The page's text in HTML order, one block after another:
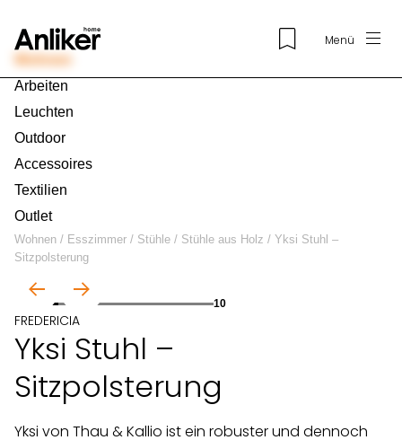
Menü
Wohnen
Arbeiten
Leuchten
Outdoor
Accessoires
Textilien
Outlet
Wohnen / Esszimmer / Stühle / Stühle aus Holz / Yksi Stuhl –
Sitzpolsterung
10
FREDERICIA
Yksi Stuhl –
Sitzpolsterung
Yksi von Thau & Kallio ist ein robuster und dennoch